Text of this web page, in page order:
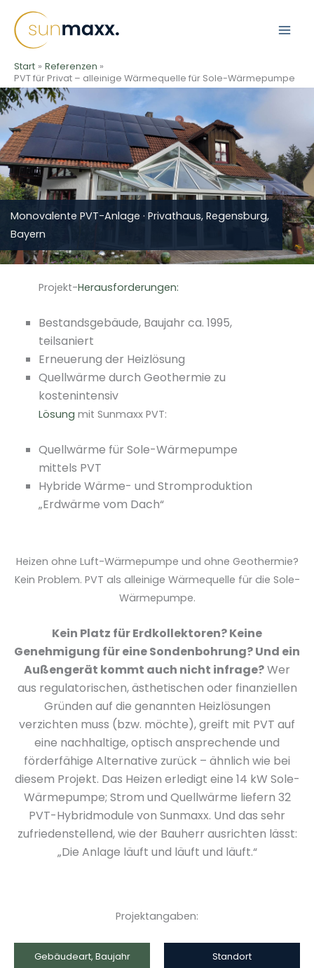
Inhalt
springen
Start
Referenzen
PVT für Privat – alleinige Wärmequelle für Sole-Wärmepumpe
Monovalente PVT-Anlage · Privathaus, Regensburg,
Bayern
Projekt-Herausforderungen:
Bestandsgebäude, Baujahr ca. 1995,
teilsaniert
Erneuerung der Heizlösung
Quellwärme durch Geothermie zu
kostenintensiv
Lösung mit Sunmaxx PVT:
Quellwärme für Sole-Wärmepumpe
mittels PVT
Hybride Wärme- und Stromproduktion
„Erdwärme vom Dach“
Heizen ohne Luft-Wärmepumpe und ohne Geothermie?
Kein Problem. PVT als alleinige Wärmequelle für die Sole-
Wärmepumpe.
Kein Platz für Erdkollektoren? Keine
Genehmigung für eine Sondenbohrung? Und ein
Außengerät kommt auch nicht infrage?Wer
aus regulatorischen, ästhetischen oder finanziellen
Gründen auf die genannten Heizlösungen
verzichten muss (bzw. möchte), greift mit PVT auf
eine nachhaltige, optisch ansprechende und
förderfähige Alternative zurück – ähnlich wie bei
diesem Projekt. Das Heizen erledigt eine 14 kW Sole-
Wärmepumpe; Strom und Quellwärme liefern 32
PVT-Hybridmodule von Sunmaxx. Und das sehr
zufriedenstellend, wie der Bauherr ausrichten lässt:
„Die Anlage läuft und läuft und läuft.“
Projektangaben:
Gebäudeart, Baujahr Standort